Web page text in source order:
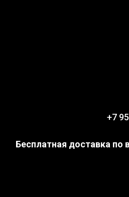
+7
Бесплатная доставка по